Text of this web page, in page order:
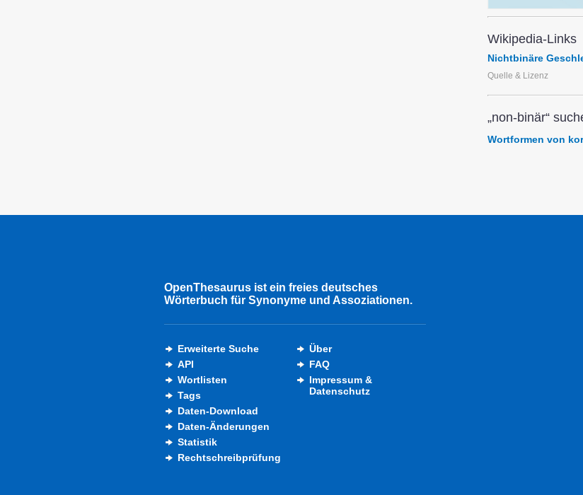
Wikipedia-Links
Nichtbinäre
Quelle & Lizenz
„non-binär“
Wortformen von
OpenThesaurus ist ein freies deutsches
Wörterbuch für Synonyme und Assoziationen.
Erweiterte Suche
API
Wortlisten
Tags
Daten-Download
Daten-Änderungen
Statistik
Rechtschreibprüfung
Über
FAQ
Impressum &
Datenschutz